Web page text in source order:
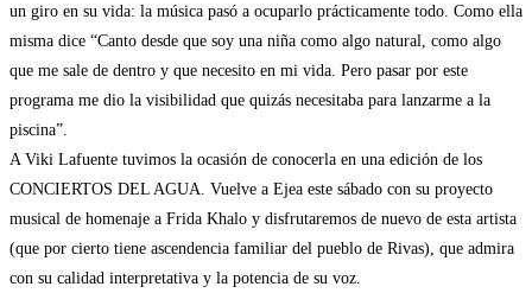
un giro en su vida: la música pasó a ocuparlo prácticamente todo. Como ella
misma dice “Canto desde que soy una niña como algo natural, como algo
que me sale de dentro y que necesito en mi vida. Pero pasar por este
programa me dio la visibilidad que quizás necesitaba para lanzarme a la
piscina”.
A Viki Lafuente tuvimos la ocasión de conocerla en una edición de los
CONCIERTOS DEL AGUA. Vuelve a Ejea este sábado con su proyecto
musical de homenaje a Frida Khalo y disfrutaremos de nuevo de esta artista
(que por cierto tiene ascendencia familiar del pueblo de Rivas), que admira
con su calidad interpretativa y la potencia de su voz.